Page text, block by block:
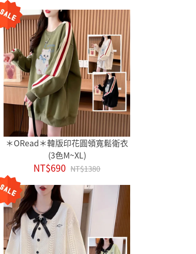
＊ORead＊韓版印花圓領寬鬆衛衣
(3色M~XL)
NT$690 NT$1380